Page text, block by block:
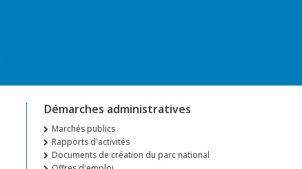
Démarches administratives
Marchés publics
Rapports d'activités
Documents de création du parc national